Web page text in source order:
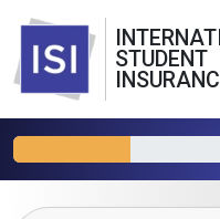
STUDENT